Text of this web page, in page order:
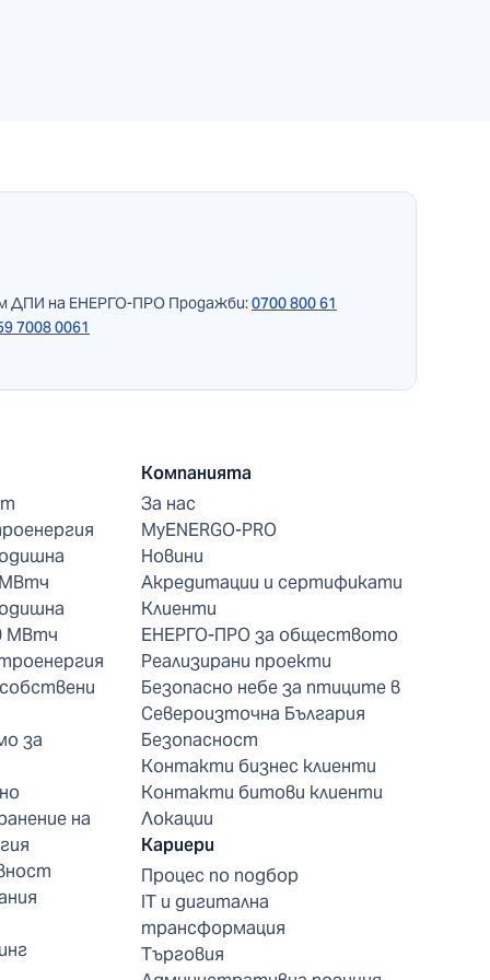
ДПИ на ЕНЕРГО-ПРО Продажби:0700 800 61
7008 0061
МВтч
МВтч
за
на
Компанията
За нас
MyENERGO-PRO
Новини
Акредитации и сертификати
Клиенти
ЕНЕРГО-ПРО за обществото
Реализирани проекти
Безопасно небе за птиците в
Североизточна България
Безопасност
Контакти бизнес клиенти
Контакти битови клиенти
Локации
Кариери
Процес по подбор
IT и дигитална
трансформация
Търговия